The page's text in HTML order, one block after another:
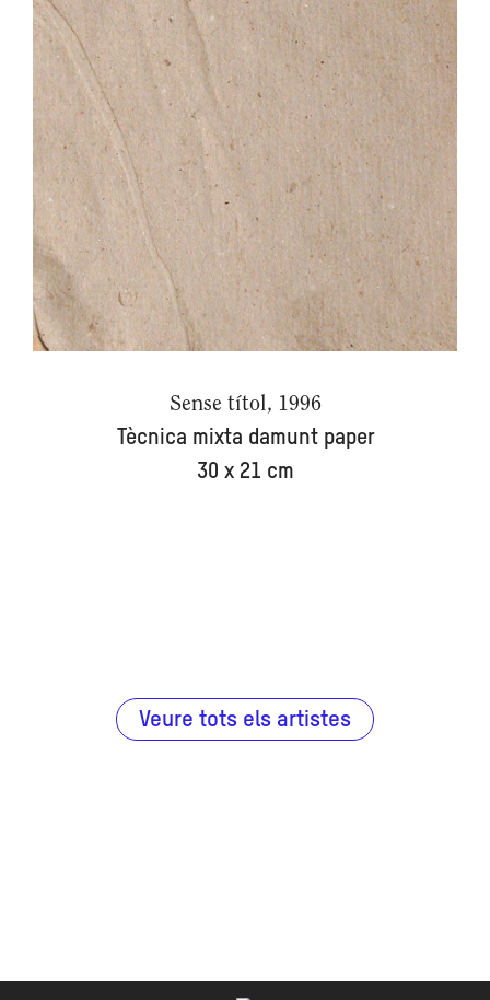
Sense títol, 1996
Tècnica mixta damunt paper
30 x 21 cm
Veure tots els artistes